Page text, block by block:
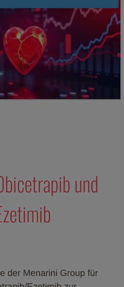
und
der Menarini Group für